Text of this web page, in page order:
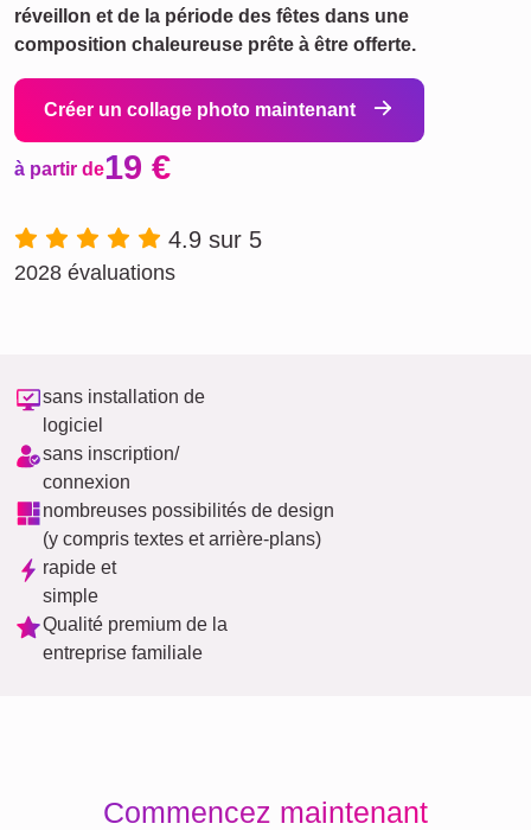
réveillon et de la période des fêtes dans une
composition chaleureuse prête à être offerte.
Créer un collage photo maintenant
à partir de19 €
4.9 sur 5
2028 évaluations
sans installation de
logiciel
sans inscription/
connexion
nombreuses possibilités de design
(y compris textes et arrière-plans)
rapide et
simple
Qualité premium de la
entreprise familiale
Commencez maintenant